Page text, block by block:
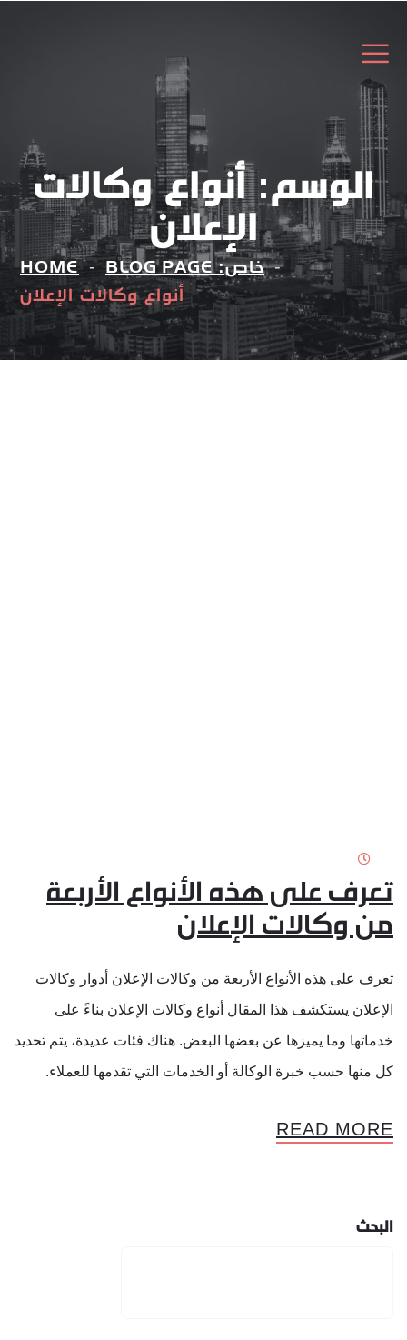
الوسم:أنواع وكالات
الإعلان
HOME خاص: BLOG PAGE
أنواع وكالات الإعلان
تعرف على هذه الأنواع الأربعة
من وكالات الإعلان
تعرف على هذه الأنواع الأربعة من وكالات الإعلان أدوار وكالات
الإعلان يستكشف هذا المقال أنواع وكالات الإعلان بناءً على
خدماتها وما يميزها عن بعضها البعض. هناك فئات عديدة، يتم تحديد
كل منها حسب خبرة الوكالة أو الخدمات التي تقدمها للعملاء.
READ MORE
البحث